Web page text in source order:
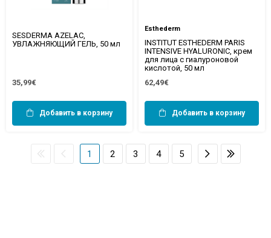
SESDERMA AZELAC,
УВЛАЖНЯЮЩИЙ ГЕЛЬ, 50 мл
35,99€
Добавить в корзину
Esthederm
INSTITUT ESTHEDERM PARIS
INTENSIVE HYALURONIC, крем
для лица с гиалуроновой
кислотой, 50 мл
62,49€
Добавить в корзину
1 2 3 4 5